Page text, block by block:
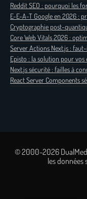
Reddit SEO : pourquoi les
E-E-A-T Google en 2026 :
Cryptographie post-
Core Web Vitals 2026 :
Server Actions Next.js :
Episto : la solution pour
Next.js sécurité : failles à
React Server Components
© 2000-2026
les données